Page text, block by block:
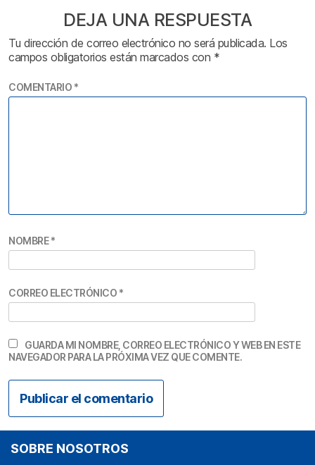
DEJA UNA RESPUESTA
Tu dirección de correo electrónico no será publicada. Los
campos obligatorios están marcados con *
COMENTARIO *
NOMBRE*
CORREO ELECTRÓNICO *
GUARDA MI NOMBRE, CORREO ELECTRÓNICO Y WEB EN ESTE
NAVEGADOR PARA LA PRÓXIMA VEZ QUE COMENTE.
SOBRE NOSOTROS